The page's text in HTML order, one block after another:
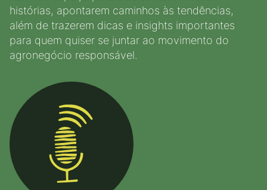
histórias, apontarem caminhos às tendências,
além de trazerem dicas e insights importantes
para quem quiser se juntar ao movimento do
agronegócio responsável.